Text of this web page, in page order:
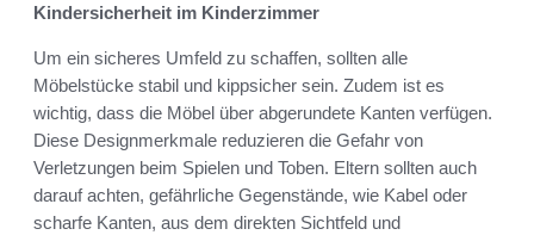
Kindersicherheit im Kinderzimmer
Um ein sicheres Umfeld zu schaffen, sollten alle
Möbelstücke stabil und kippsicher sein. Zudem ist es
wichtig, dass die Möbel über abgerundete Kanten verfügen.
Diese Designmerkmale reduzieren die Gefahr von
Verletzungen beim Spielen und Toben. Eltern sollten auch
darauf achten, gefährliche Gegenstände, wie Kabel oder
scharfe Kanten, aus dem direkten Sichtfeld und